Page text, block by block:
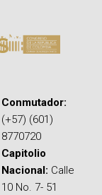
Conmutador:
(+57) (601)
8770720
Capitolio
Nacional: Calle
10 No. 7- 51